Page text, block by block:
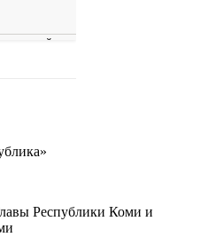
Республики Коми и